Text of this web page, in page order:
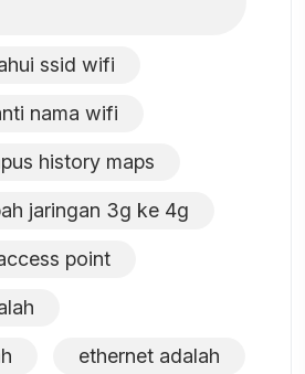
ssid wifi
nama wifi
history maps
jaringan 3g ke 4g
point
ethernet adalah